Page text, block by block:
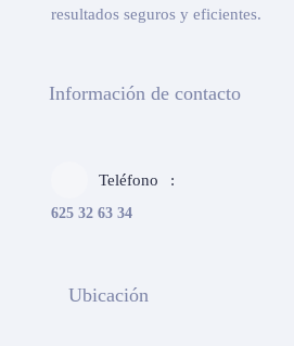
resultados seguros y eficientes.
Información de contacto
Teléfono
625 32 63 34
Ubicación